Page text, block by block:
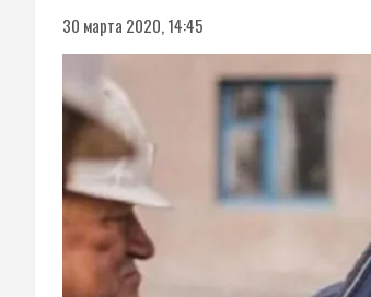
30 марта 2020, 14:45